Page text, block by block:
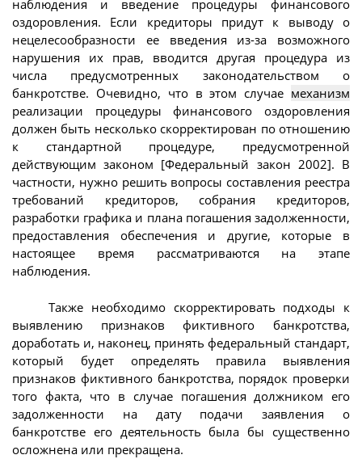
наблюдения и введение процедуры финансового
оздоровления. Если кредиторы придут к выводу о
нецелесообразности ее введения из-за возможного
нарушения их прав, вводится другая процедура из
числа предусмотренных законодательством о
банкротстве. Очевидно, что в этом случае механизм
реализации процедуры финансового оздоровления
должен быть несколько скорректирован по отношению
к стандартной процедуре, предусмотренной
действующим законом [Федеральный закон 2002]. В
частности, нужно решить вопросы составления реестра
требований кредиторов, собрания кредиторов,
разработки графика и плана погашения задолженности,
предоставления обеспечения и другие, которые в
настоящее время рассматриваются на этапе
наблюдения.
Также необходимо скорректировать подходы к
выявлению признаков фиктивного банкротства,
доработать и, наконец, принять федеральный стандарт,
который будет определять правила выявления
признаков фиктивного банкротства, порядок проверки
того факта, что в случае погашения должником его
задолженности на дату подачи заявления о
банкротстве его деятельность была бы существенно
осложнена или прекращена.